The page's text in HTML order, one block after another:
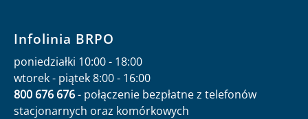
Infolinia BRPO
poniedziałki 10:00 - 18:00
wtorek - piątek 8:00 - 16:00
800 676 676- połączenie bezpłatne z telefonów
stacjonarnych oraz komórkowych